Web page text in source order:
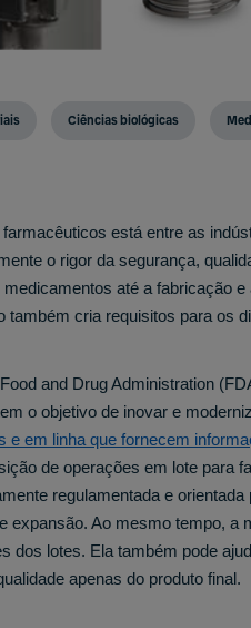
Ciências biológicas
está entre as
o rigor da segurança,
até a fabricação
cria requisitos para os
and Drug Administration
o objetivo de inovar e
e em linha que fornecem
de operações em lote para
regulamentada e
Ao mesmo tempo, a
dos lotes. Ela também pode
apenas do produto final.